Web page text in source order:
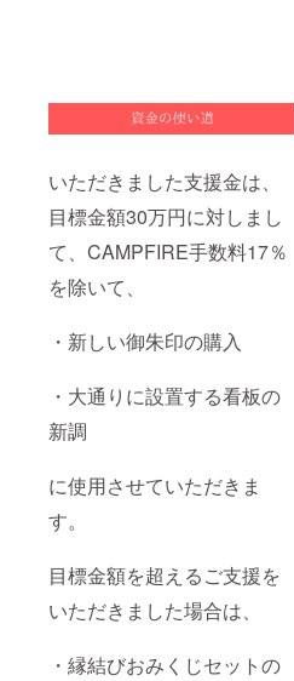
いただきました支援金は、
目標金額30万円に対しまし
て、CAMPFIRE手数料17％
を除いて、
・新しい御朱印の購入
・大通りに設置する看板の
新調
に使用させていただきま
す。
目標金額を超えるご支援を
いただきました場合は、
・縁結びおみくじセットの